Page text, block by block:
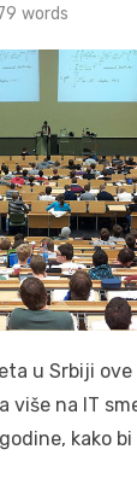
words
u Srbiji
više na IT
kako